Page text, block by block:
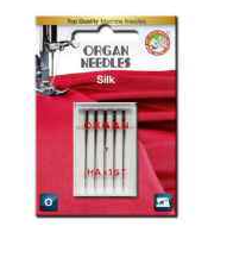
peuvent
être
choisies
sur
la
page